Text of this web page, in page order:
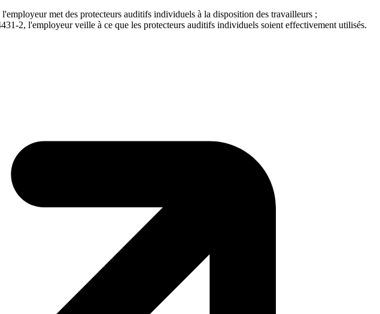
met des protecteurs auditifs individuels à la disposition des travailleurs ;
2, l'employeur veille à ce que les protecteurs auditifs individuels soient effectivement utilisés.